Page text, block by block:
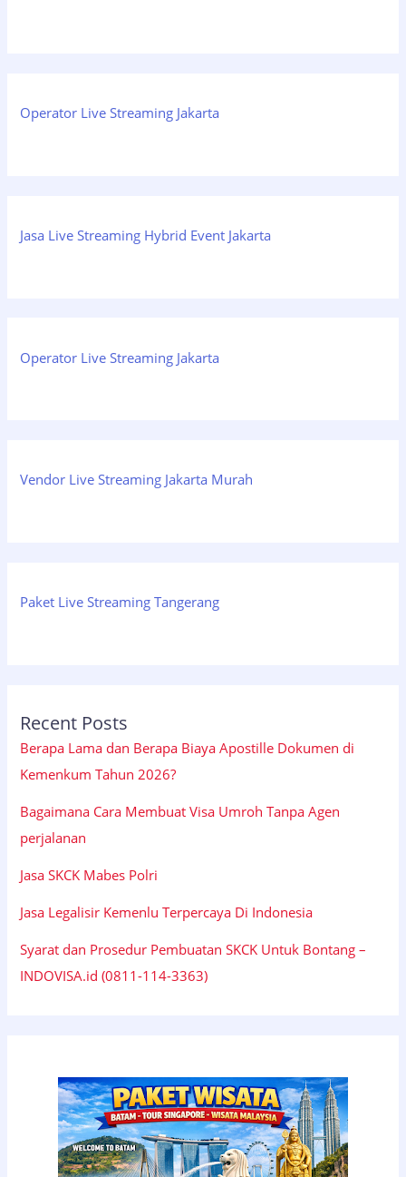
Operator Live Streaming Jakarta
Jasa Live Streaming Hybrid Event Jakarta
Operator Live Streaming Jakarta
Vendor Live Streaming Jakarta Murah
Paket Live Streaming Tangerang
Recent Posts
Berapa Lama dan Berapa Biaya Apostille Dokumen di
Kemenkum Tahun 2026?
Bagaimana Cara Membuat Visa Umroh Tanpa Agen
perjalanan
Jasa SKCK Mabes Polri
Jasa Legalisir Kemenlu Terpercaya Di Indonesia
Syarat dan Prosedur Pembuatan SKCK Untuk Bontang –
INDOVISA.id (0811-114-3363)